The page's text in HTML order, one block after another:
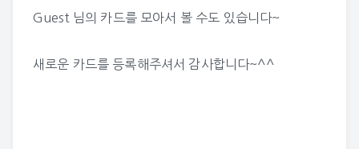
Guest 님의 카드를 모아서 볼 수도 있습니다~
새로운 카드를 등록해주셔서 감사합니다~^^